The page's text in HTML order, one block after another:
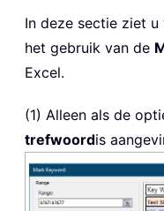
In deze sectie ziet
het gebruik van de
Excel.
(1) Alleen als de
trefwoordis